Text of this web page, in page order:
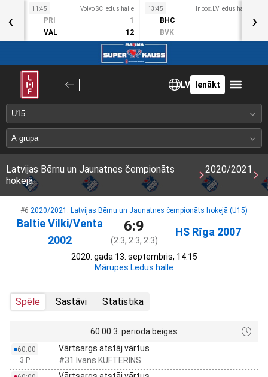
Okt
11:45 Volvo SC ledus halle
PRI
1
VAL
12
13:45 Inbox.LV ledus halle
BHC
BVK
‹ ›
LV Ienākt
Latvijas Bērnu un Jaunatnes čempionāts
hokejā
2020/2021
#6 2020/2021: Latvijas Bērnu un Jaunatnes čempionāts hokejā (U15)
Baltie Vilki/Venta
2002
6:9
(2:3, 2:3, 2:3)
HS Rīga 2007
2020. gada 13. septembris, 14:15
Mārupes Ledus halle
Spēle Sastāvi Statistika
60:00 3. perioda beigas
60:00
3.P
Vārtsargs atstāj vārtus
#31 Ivans KUFTERINS